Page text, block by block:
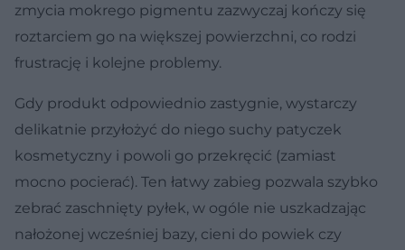
zmycia mokrego pigmentu zazwyczaj kończy się
roztarciem go na większej powierzchni, co rodzi
frustrację i kolejne problemy.
Gdy produkt odpowiednio zastygnie, wystarczy
delikatnie przyłożyć do niego suchy patyczek
kosmetyczny i powoli go przekręcić (zamiast
mocno pocierać). Ten łatwy zabieg pozwala szybko
zebrać zaschnięty pyłek, w ogóle nie uszkadzając
nałożonej wcześniej bazy, cieni do powiek czy